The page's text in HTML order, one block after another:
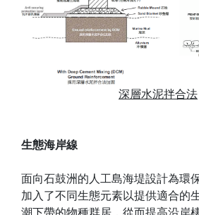
深層水泥拌合法
生態海岸線
面向石鼓洲的人工島海堤設計為環
加入了不同生態元素以提供適合的